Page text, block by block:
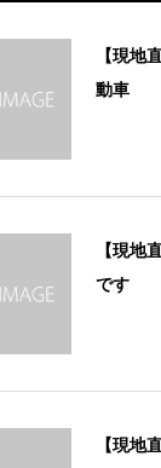
【現地
動車
【現地
です
【現地